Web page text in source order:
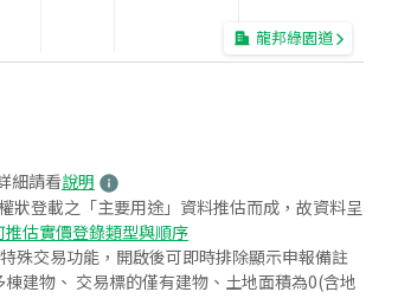
龍邦綠園道
細請看說明
狀登載之「主要用途」資料推估而成，故資料呈
估實價登錄類型與順序
殊交易功能，開啟後可即時排除顯示申報備註
建物、 交易標的僅有建物、土地面積為0(含地